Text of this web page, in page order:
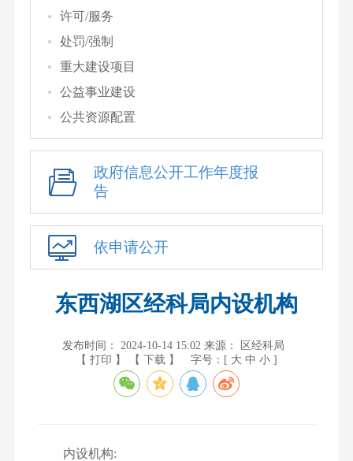
许可/服务
处罚/强制
重大建设项目
公益事业建设
公共资源配置
政府信息公开工作年度报
告
依申请公开
东西湖区经科局内设机构
发布时间： 2024-10-14 15:02 来源： 区经科局
【 打印 】
【 下载 】 字号：[ 大 中 小 ]
内设机构: